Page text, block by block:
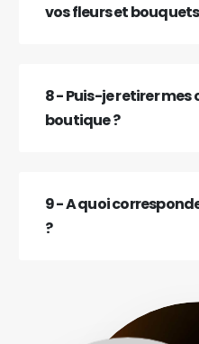
vos fleurs et
8 - Puis-je retirer
boutique ?
9 - A quoi
?